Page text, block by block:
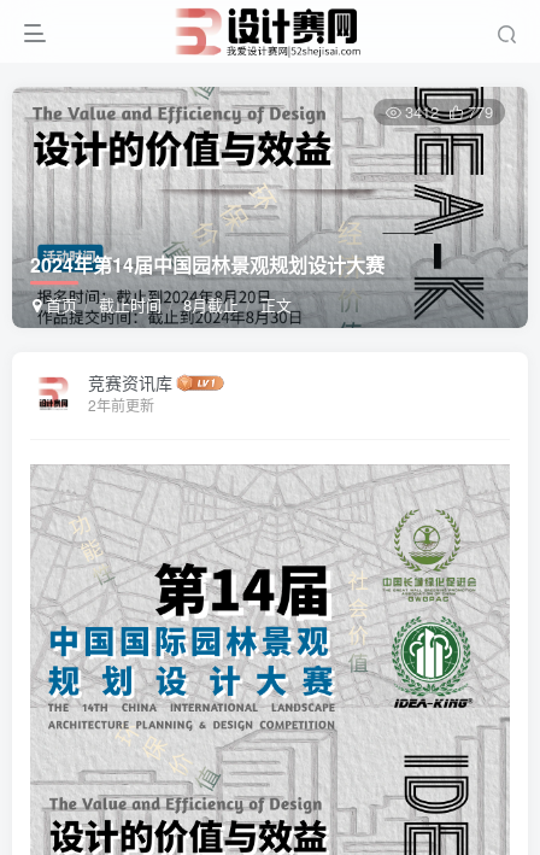
2024年第14届中国园林景观规划设计大赛
首页 截止时间 8月截止 正文
3412 779
竞赛资讯库
2年前更新